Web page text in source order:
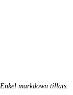
Enkel markdown tillåts.